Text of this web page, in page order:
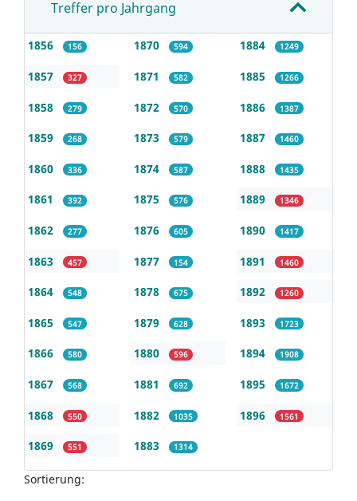
Treffer pro Jahrgang
1856 156
1857 327
1858 279
1859 268
1860 336
1861 392
1862 277
1863 457
1864 548
1865 547
1866 580
1867 568
1868 550
1869 551
1870 594
1871 582
1872 570
1873 579
1874 587
1875 576
1876 605
1877 154
1878 675
1879 628
1880 596
1881 692
1882 1035
1883 1314
1884 1249
1885 1266
1886 1387
1887 1460
1888 1435
1889 1346
1890 1417
1891 1460
1892 1260
1893 1723
1894 1908
1895 1672
1896 1561
Sortierung: